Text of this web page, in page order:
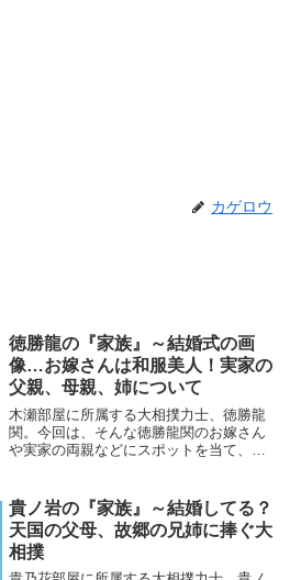
カゲロウ
徳勝龍の『家族』～結婚式の画
像…お嫁さんは和服美人！実家の
父親、母親、姉について
木瀬部屋に所属する大相撲力士、徳勝龍
関。今回は、そんな徳勝龍関のお嫁さん
や実家の両親などにスポットを当て、ご
名：青木 誠生年月日：1986年8月22日身
長/体重：18...
貴ノ岩の『家族』～結婚してる？
天国の父母、故郷の兄姉に捧ぐ大
相撲